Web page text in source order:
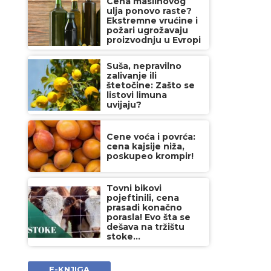
ulja ponovo raste?
Ekstremne vrućine i
požari ugrožavaju
proizvodnju u Evropi
Suša, nepravilno
zalivanje ili
štetočine: Zašto se
listovi limuna
uvijaju?
Cene voća i povrća:
cena kajsije niža,
poskupeo krompir!
Tovni bikovi
pojeftinili, cena
prasadi konačno
porasla! Evo šta se
dešava na tržištu
stoke...